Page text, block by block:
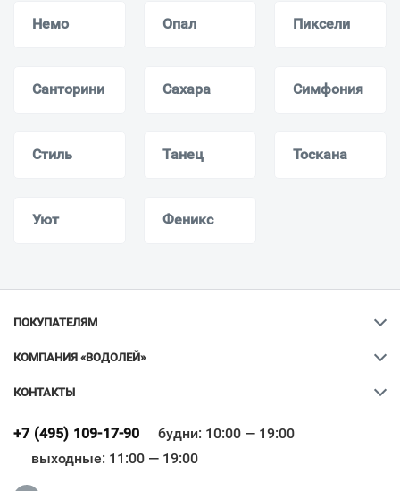
Немо Опал Пиксели
Санторини Сахара Симфония
Стиль Танец Тоскана
Уют Феникс
ПОКУПАТЕЛЯМ
КОМПАНИЯ «ВОДОЛЕЙ»
КОНТАКТЫ
+7 (495) 109-17-90
будни: 10:00 — 19:00
выходные: 11:00 — 19:00
Всё верно